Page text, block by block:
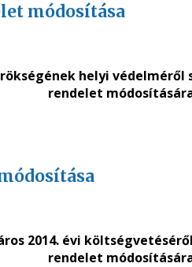
módosítása
helyi védelméről
rendelet
2014. évi
rendelet